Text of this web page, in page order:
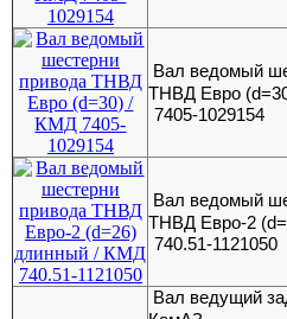
Вал ведомый
ТНВД Евро
7405-1029154
Вал ведомый
ТНВД Евро-2
740.51-1121050
Вал ведущий